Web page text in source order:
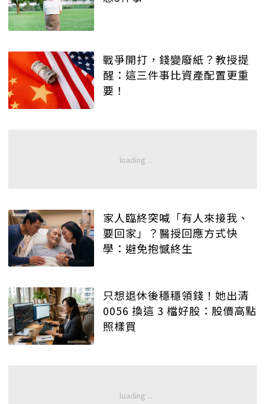
戰爭開打，錢變廢紙？教授提
醒：這三件事比資產配置更重
要！
家人臨終突喊「有人來接我、
要回家」？醫授回應方式快
學：避免抱憾終生
只想退休後穩穩領錢！她出清
0056 換這 3 檔好股：股價高點
照樣買